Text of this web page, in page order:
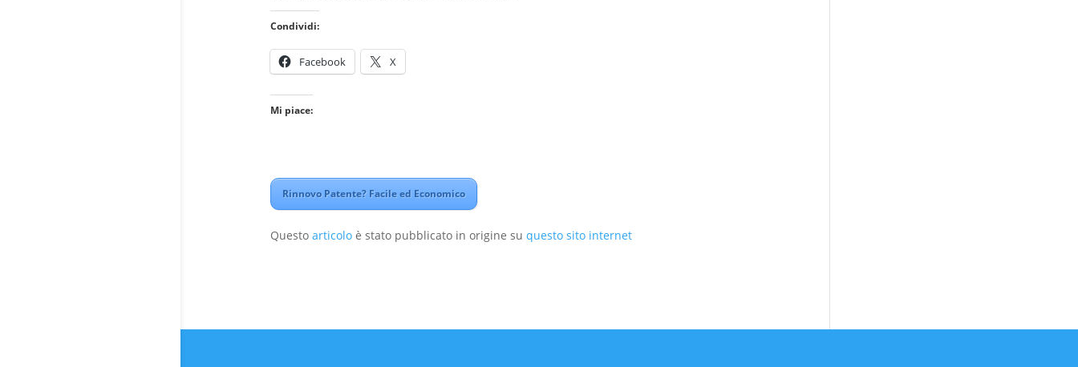
Condividi:
Facebook X
Mi piace:
Rinnovo Patente? Facile ed Economico
Questo articoloè stato pubblicato in origine su questo sito internet